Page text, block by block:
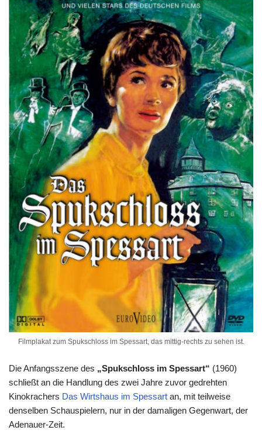
Filmplakat zum Spukschloss im Spessart, das mittig-rechts zu sehen ist.
Die Anfangsszene des „Spukschloss im Spessart“ (1960)
schließt an die Handlung des zwei Jahre zuvor gedrehten
Kinokrachers Das Wirtshaus im Spessart an, mit teilweise
denselben Schauspielern, nur in der damaligen Gegenwart, der
Adenauer-Zeit.